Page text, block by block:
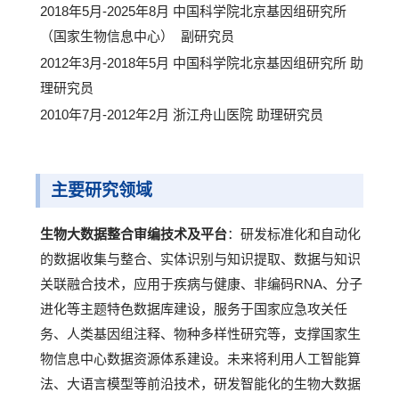
2018年5月-2025年8月 中国科学院北京基因组研究所
（国家生物信息中心） 副研究员
2012年3月-2018年5月 中国科学院北京基因组研究所 助
理研究员
2010年7月-2012年2月 浙江舟山医院 助理研究员
主要研究领域
生物大数据整合审编技术及平台：研发标准化和自动化
的数据收集与整合、实体识别与知识提取、数据与知识
关联融合技术，应用于疾病与健康、非编码RNA、分子
进化等主题特色数据库建设，服务于国家应急攻关任
务、人类基因组注释、物种多样性研究等，支撑国家生
物信息中心数据资源体系建设。未来将利用人工智能算
法、大语言模型等前沿技术，研发智能化的生物大数据